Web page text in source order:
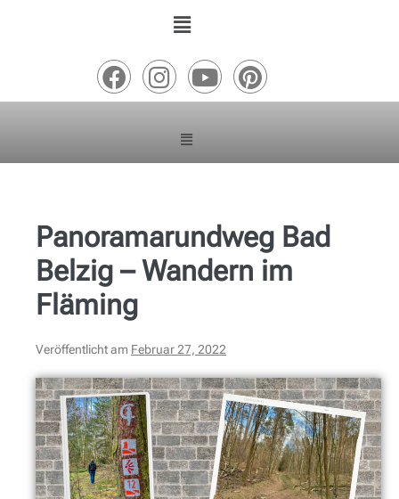
Panoramarundweg Bad
Belzig – Wandern im
Fläming
Veröffentlicht am Februar 27, 2022